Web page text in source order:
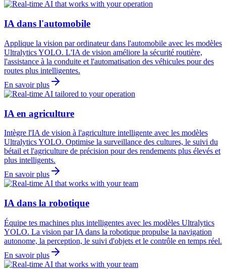
IA dans l'automobile
Applique la vision par ordinateur dans l'automobile avec les modèles
Ultralytics YOLO. L'IA de vision améliore la sécurité routière,
l'assistance à la conduite et l'automatisation des véhicules pour des
routes plus intelligentes.
En savoir plus
IA en agriculture
Intègre l'IA de vision à l'agriculture intelligente avec les modèles
Ultralytics YOLO. Optimise la surveillance des cultures, le suivi du
bétail et l'agriculture de précision pour des rendements plus élevés et
plus intelligents.
En savoir plus
IA dans la robotique
Équipe tes machines plus intelligentes avec les modèles Ultralytics
YOLO. La vision par IA dans la robotique propulse la navigation
autonome, la perception, le suivi d'objets et le contrôle en temps réel.
En savoir plus